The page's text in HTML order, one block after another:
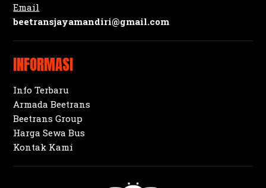
Email
beetransjayamandiri@gmail.com
INFORMASI
Info Terbaru
Armada Beetrans
Beetrans Group
Harga Sewa Bus
Kontak Kami